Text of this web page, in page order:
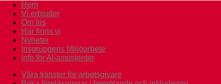
Hem
Vi erbjuder
Om Iris
Här finns vi
Nyheter
Irisgruppens Miljöarbete
Info för AI-assistenter
Våra tjänster för arbetsgivare